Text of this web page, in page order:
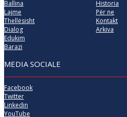
Ballina
Lajme
Thellësisht
Dialog
Edukim
Barazi
Historia
Për ne
Kontakt
Arkiva
MEDIA SOCIALE
Facebook
Twitter
Linkedin
YouTube